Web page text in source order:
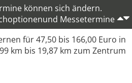
können sich ändern.
Messetermine
für 47,50 bis 166,00 Euro in
km bis 19,87 km zum Zentrum